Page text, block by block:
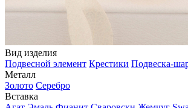
Вид изделия
Подвесной элемент Крестики Подвеска-
Металл
Золото Серебро
Вставка